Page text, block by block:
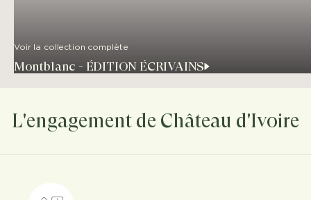
Voir la collection complète
Montblanc - ÉDITION ÉCRIVAINS
L'engagement de Château d'Ivoire